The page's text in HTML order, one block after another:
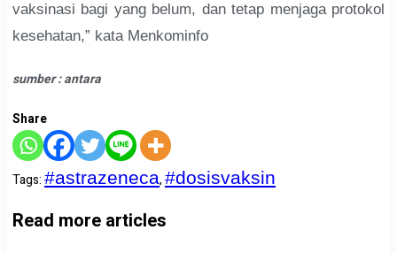
vaksinasi bagi yang belum, dan tetap menjaga protokol
kesehatan,” kata Menkominfo
sumber : antara
Share
Tags:#astrazeneca,#dosisvaksin
Read more articles